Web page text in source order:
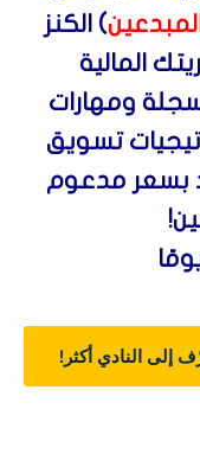
) الكنز
المالية
ومهارات
تسويق
بسعر مدعوم
إلى النادي أكثر!